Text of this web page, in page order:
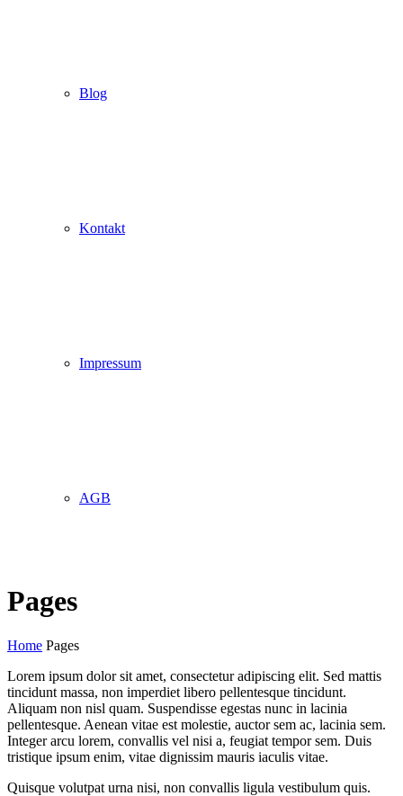
Blog
Kontakt
Impressum
AGB
Pages
Home Pages
Lorem ipsum dolor sit amet, consectetur adipiscing elit. Sed mattis
tincidunt massa, non imperdiet libero pellentesque tincidunt.
Aliquam non nisl quam. Suspendisse egestas nunc in lacinia
pellentesque. Aenean vitae est molestie, auctor sem ac, lacinia sem.
Integer arcu lorem, convallis vel nisi a, feugiat tempor sem. Duis
tristique ipsum enim, vitae dignissim mauris iaculis vitae.
Quisque volutpat urna nisi, non convallis ligula vestibulum quis.